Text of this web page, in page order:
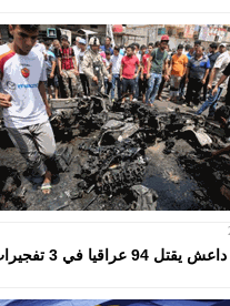
داعش يقتل 94 عراقيا في 3 تفجيرات ببغداد